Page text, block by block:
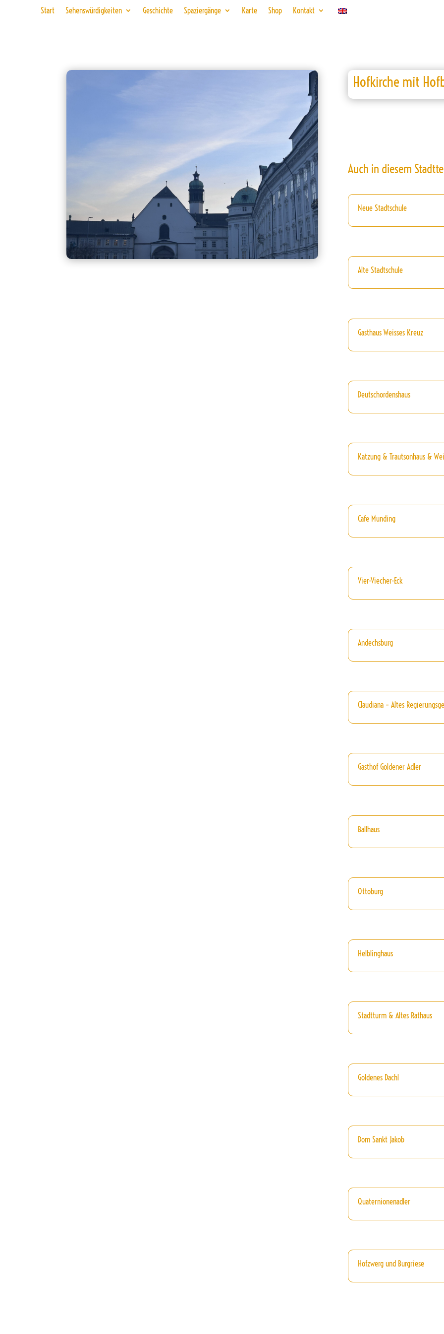
Start Sehenswürdigkeiten Geschichte Spaziergänge Karte Shop Kontakt
Hofkirche mit
Auch in diesem
Neue Stadtschule
Alte Stadtschule
Gasthaus Weisses Kreuz
Deutschordenshaus
Katzung & Trautsonhaus &
Cafe Munding
Vier-Viecher-Eck
Andechsburg
Claudiana – Altes
Gasthof Goldener Adler
Ballhaus
Ottoburg
Helblinghaus
Stadtturm & Altes Rathaus
Goldenes Dachl
Dom Sankt Jakob
Quaternionenadler
Hofzwerg und Burgriese